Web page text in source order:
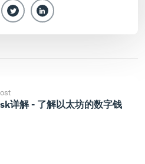
详解 - 了解以太坊的数字钱